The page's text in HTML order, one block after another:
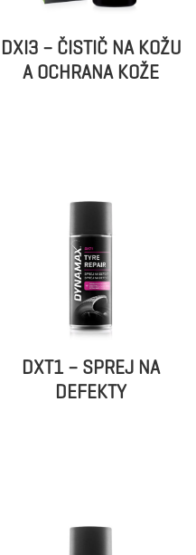
DXI3 – ČISTIČ NA KOŽU
A OCHRANA KOŽE
DXT1 – SPREJ NA
DEFEKTY